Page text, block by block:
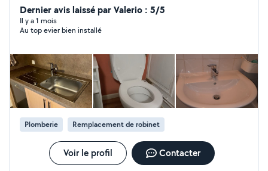
et efficace, je me déplace rapidement à la demande.
N'hésitez pas à me contacter, devis sur demande. -
recherche de fuite /réparation de fuite -dégorgement
-rénovation joints faillance/ joints silicone -installation
meuble /lavabo / évier -mécanisme de chasse d'eau -
par douche / baignoire -groupe de sécurité ballon -
remplacement de ballon d'eau chaude -remplacement
de wc complet 24H/24 7J/7 À BIENTÔT
Dernier avis laissé par Valerio : 5/5
Il y a 1 mois
Au top evier bien installé
Plomberie Remplacement de robinet
Voir le profil Contacter